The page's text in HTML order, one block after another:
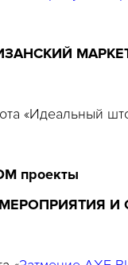
«Идеальный
проекты
МЕРОПРИЯТИЯ И